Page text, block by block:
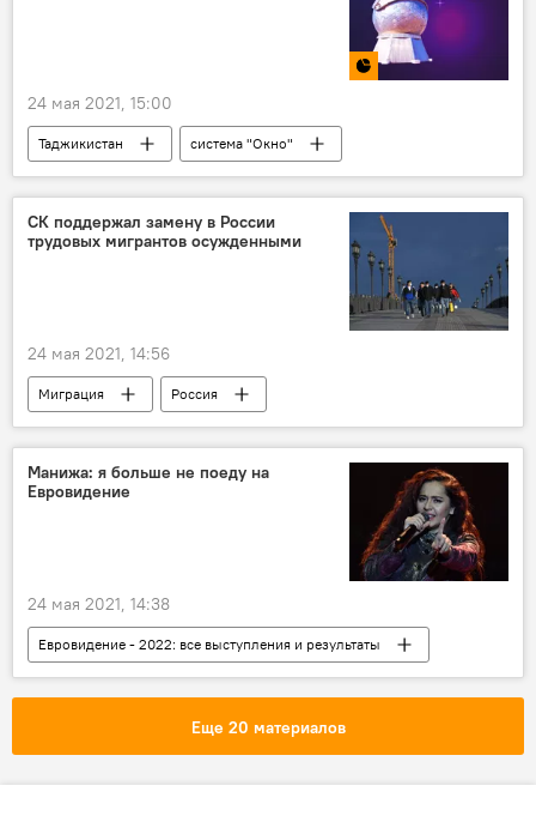
24 мая 2021, 15:00
Таджикистан
система "Окно"
Инфографика
СК поддержал замену в России
трудовых мигрантов осужденными
24 мая 2021, 14:56
Миграция Россия
Манижа: я больше не поеду на
Евровидение
24 мая 2021, 14:38
Евровидение - 2022: все выступления и результаты
Евровидение
Манижа Сангин
Еще 20 материалов